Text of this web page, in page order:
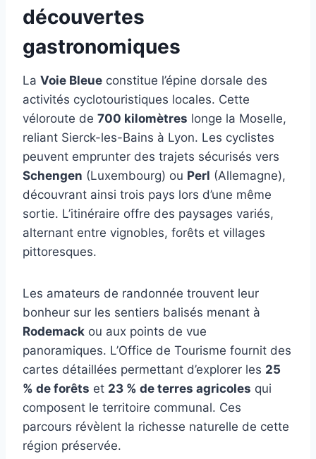
découvertes
gastronomiques
La Voie Bleue constitue l’épine dorsale des
activités cyclotouristiques locales. Cette
véloroute de 700 kilomètres longe la Moselle,
reliant Sierck-les-Bains à Lyon. Les cyclistes
peuvent emprunter des trajets sécurisés vers
Schengen (Luxembourg) ou Perl (Allemagne),
découvrant ainsi trois pays lors d’une même
sortie. L’itinéraire offre des paysages variés,
alternant entre vignobles, forêts et villages
pittoresques.
Les amateurs de randonnée trouvent leur
bonheur sur les sentiers balisés menant à
Rodemack ou aux points de vue
panoramiques. L’Office de Tourisme fournit des
cartes détaillées permettant d’explorer les 25
% de forêts et 23 % de terres agricoles qui
composent le territoire communal. Ces
parcours révèlent la richesse naturelle de cette
région préservée.